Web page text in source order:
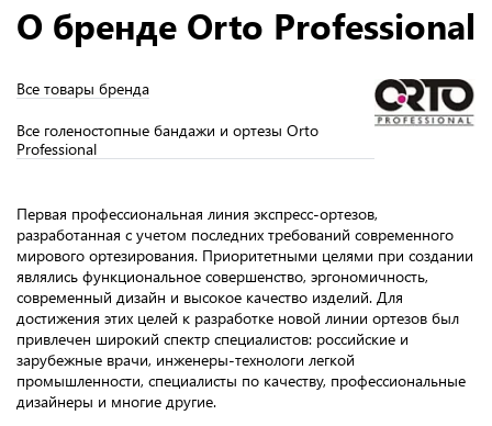
О бренде Orto Professional
Все товары бренда
Все голеностопные бандажи и ортезы Orto
Professional
Первая профессиональная линия экспресс-ортезов,
разработанная с учетом последних требований современного
мирового ортезирования. Приоритетными целями при создании
являлись функциональное совершенство, эргономичность,
современный дизайн и высокое качество изделий. Для
достижения этих целей к разработке новой линии ортезов был
привлечен широкий спектр специалистов: российские и
зарубежные врачи, инженеры-технологи легкой
промышленности, специалисты по качеству, профессиональные
дизайнеры и многие другие.